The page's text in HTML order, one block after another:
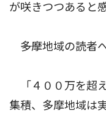
が咲きつつあると
――多摩地域の読者
「４００万を超
集積、多摩地域は